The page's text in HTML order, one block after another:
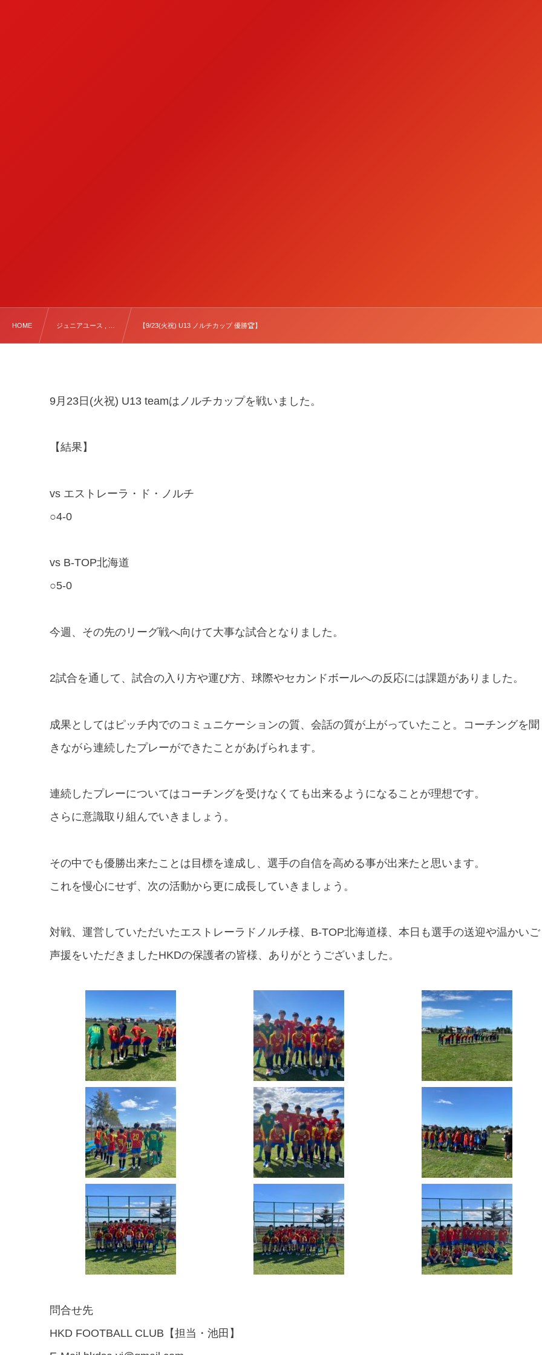
HOME ジュニアユース , … 【9/23(火祝) U13 ノルチカップ 優勝🏆】
9月23日(火祝) U13 teamはノルチカップを戦いました。
【結果】
vs エストレーラ・ド・ノルチ
○4-0
vs B-TOP北海道
○5-0
今週、その先のリーグ戦へ向けて大事な試合となりました。
2試合を通して、試合の入り方や運び方、 球際やセカンドボールへの反応には課題がありました。
成果としてはピッチ内でのコミュニケーションの質、会話の質が上がっていたこと。コーチングを聞
きながら連続したプレーができたことがあげられます。
連続したプレーについてはコーチングを受けなくても出来るようになることが理想です。
さらに意識取り組んでいきましょう。
その中でも優勝出来たことは目標を達成し、選手の自信を高める事が出来たと思います。
これを慢心にせず、次の活動から更に成長していきましょう。
対戦、運営していただいたエストレーラドノルチ様、B-TOP北海道様、本日も選手の送迎や温かいご
声援をいただきましたHKDの保護者の皆様、ありがとうございました。
問合せ先
HKD FOOTBALL CLUB【担当・池田】